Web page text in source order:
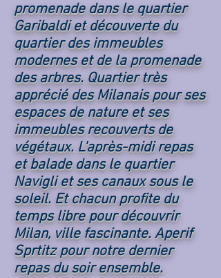
promenade dans le quartier
Garibaldi et découverte du
quartier des immeubles
modernes et de la promenade
des arbres. Quartier très
apprécié des Milanais pour ses
espaces de nature et ses
immeubles recouverts de
végétaux. L'après-midi repas
et balade dans le quartier
Navigli et ses canaux sous le
soleil. Et chacun profite du
temps libre pour découvrir
Milan, ville fascinante. Aperif
Sprtitz pour notre dernier
repas du soir ensemble.